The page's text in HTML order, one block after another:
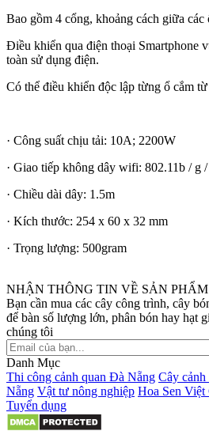
Bao gồm 4 cổng, khoảng cách giữa các
Điều khiển qua điện thoại Smartphone
toàn sử dụng điện.
Có thể điều khiển độc lập từng ổ cắm từ
· Công suất chịu tải: 10A; 2200W
· Giao tiếp không dây wifi: 802.11b / g /
· Chiều dài dây: 1.5m
· Kích thước: 254 x 60 x 32 mm
· Trọng lượng: 500gram
NHẬN THÔNG TIN VỀ SẢN
Bạn cần mua các cây công trình, cây
để bàn số lượng lớn, phân bón hay hạt
chúng tôi
Danh Mục
Thi công cảnh quan Đà Nẵng Cây
Nẵng Vật tư nông nghiệp Hoa Sen Việt
Tuyển dụng